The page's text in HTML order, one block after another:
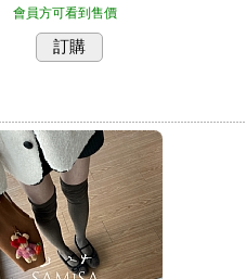
會員方可看到售價
訂購